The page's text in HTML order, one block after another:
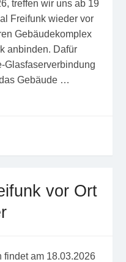
treffen wir uns ab 19
Freifunk wieder vor
Gebäudekomplex
anbinden. Dafür
Glasfaserverbindung
Gebäude …
vor Ort
findet am 18.03.2026